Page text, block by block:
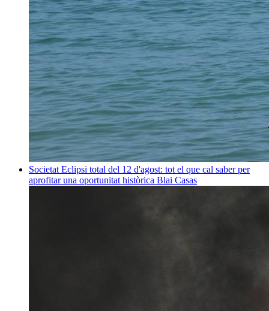
Societat Eclipsi total del 12 d'agost: tot el que cal saber per
aprofitar una oportunitat històrica Blai Casas